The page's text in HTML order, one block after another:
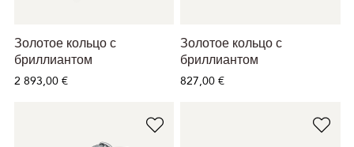
Золотое кольцо с
бриллиантом
2 893,00 €
Золотое кольцо с
бриллиантом
827,00 €